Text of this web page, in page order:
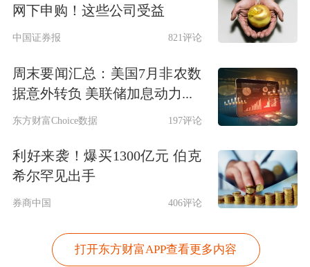
网下申购！这些公司受益
中国证券报 821评论
周末要闻汇总：美国7月非农数
据意外转负 美联储加息动力...
东方财富Choice数据 197评论
利好来袭！爆买1300亿元 伯克
希尔罕见出手
券商中国 406评论
打开东方财富APP查看更多内容